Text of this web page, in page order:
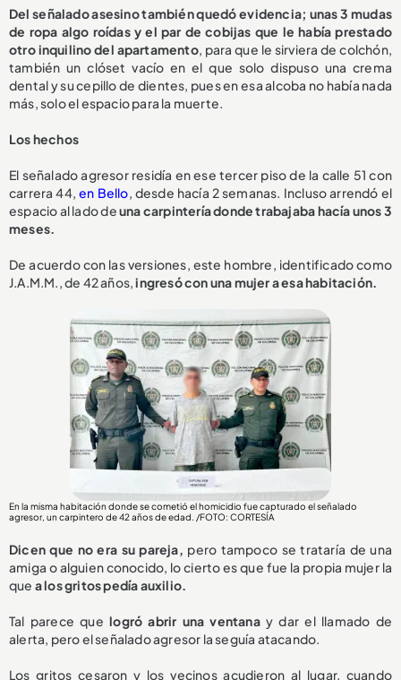
Del señalado asesino también quedó evidencia; unas 3 mudas
de ropa algo roídas y el par de cobijas que le había prestado
otro inquilino del apartamento, para que le sirviera de colchón,
también un clóset vacío en el que solo dispuso una crema
dental y su cepillo de dientes, pues en esa alcoba no había nada
más, solo el espacio para la muerte.
Los hechos
El señalado agresor residía en ese tercer piso de la calle 51 con
carrera 44,en Bello, desde hacía 2 semanas. Incluso arrendó el
espacio al lado deuna carpintería donde trabajaba hacía unos 3
meses.
De acuerdo con las versiones, este hombre, identificado como
J.A.M.M., de 42 años,ingresó con una mujer a esa habitación.
En la misma habitación donde se cometió el homicidio fue capturado el señalado
agresor, un carpintero de 42 años de edad. /FOTO: CORTESÍA
Dicen que no era su pareja, pero tampoco se trataría de una
amiga o alguien conocido, lo cierto es que fue la propia mujer la
que a los gritos pedía auxilio.
Tal parece quelogró abrir una ventanay dar el llamado de
alerta, pero el señalado agresor la seguía atacando.
Los gritos cesaron y los vecinos acudieron al lugar, cuando